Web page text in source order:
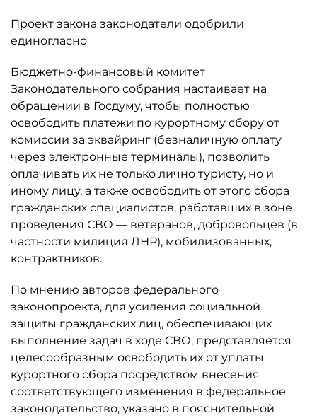
Проект закона законодатели одобрили
единогласно
Бюджетно-финансовый комитет
Законодательного собрания настаивает на
обращении в Госдуму, чтобы полностью
освободить платежи по курортному сбору от
комиссии за эквайринг (безналичную оплату
через электронные терминалы), позволить
оплачивать их не только лично туристу, но и
иному лицу, а также освободить от этого сбора
гражданских специалистов, работавших в зоне
проведения СВО — ветеранов, добровольцев (в
частности милиция ЛНР), мобилизованных,
контрактников.
По мнению авторов федерального
законопроекта, для усиления социальной
защиты гражданских лиц, обеспечивающих
выполнение задач в ходе СВО, представляется
целесообразным освободить их от уплаты
курортного сбора посредством внесения
соответствующего изменения в федеральное
законодательство, указано в пояснительной